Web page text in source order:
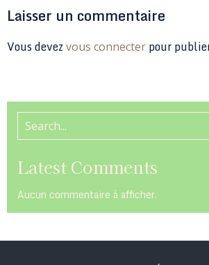
Laisser un commentaire
Vous devez vous connecter pour
Latest Comments
Aucun commentaire à afficher.